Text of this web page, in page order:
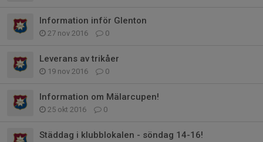
Information inför Glenton
27 nov 2016 0
Leverans av trikåer
19 nov 2016 0
Information om Mälarcupen!
25 okt 2016 0
Städdag i klubblokalen - söndag 14-16!